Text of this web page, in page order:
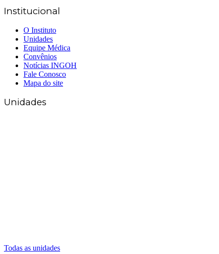
Institucional
O Instituto
Unidades
Equipe Médica
Convênios
Notícias INGOH
Fale Conosco
Mapa do site
Unidades
Todas as unidades